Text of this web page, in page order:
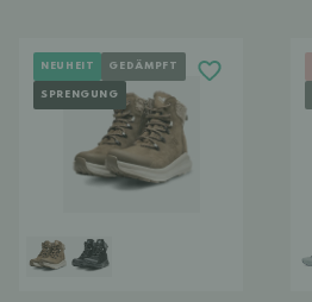
NEUHEIT GEDÄMPFT
SPRENGUNG